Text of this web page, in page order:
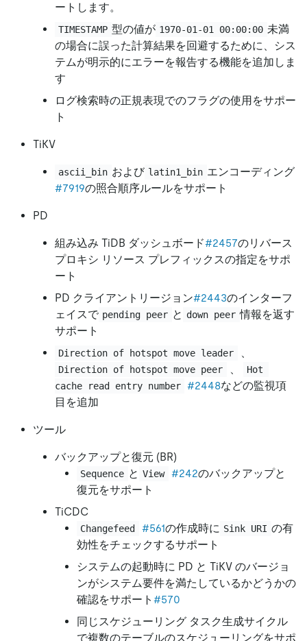
ートします。
TIMESTAMP 型の値が 1970-01-01 00:00:00 未満
の場合に誤った計算結果を回避するために、シス
テムが明示的にエラーを報告する機能を追加しま
す
ログ検索時の正規表現でのフラグの使用をサポー
ト
TiKV
ascii_bin および latin1_bin エンコーディング
#7919の照合順序ルールをサポート
PD
組み込み TiDB ダッシュボード#2457のリバース
プロキシ リソース プレフィックスの指定をサポ
ート
PD クライアントリージョン#2443のインターフ
ェイスで pending peer と down peer 情報を返す
サポート
Direction of hotspot move leader 、
Direction of hotspot move peer 、
Hot
cache read entry number #2448などの監視項
目を追加
ツール
バックアップと復元 (BR)
Sequence と View #242のバックアップと
復元をサポート
TiCDC
Changefeed #561の作成時に Sink URI の有
効性をチェックするサポート
システムの起動時に PD と TiKV のバージョ
ンがシステム要件を満たしているかどうかの
確認をサポート #570
同じスケジューリング タスク生成サイクル
で複数のテーブルのスケジューリングをサポ